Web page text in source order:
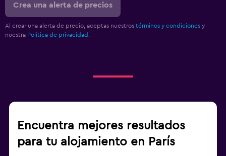
Crea una alerta de precios
Al crear una alerta de precio, aceptas nuestros términos y condiciones y
nuestra Política de privacidad.
Encuentra mejores resultados
para tu alojamiento en París